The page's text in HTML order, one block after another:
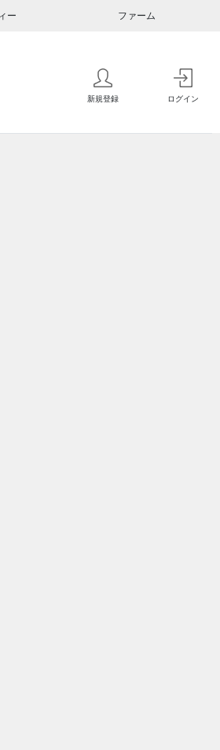
ー ファーム
新規登録 ログイン